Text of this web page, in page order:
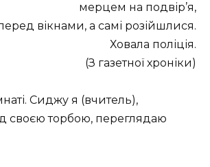
мерцем на подвір’я,
вікнами, а самі розійшлися.
Ховала поліція.
(З газетної хроніки)
Сиджу я (вчитель),
своєю торбою, переглядаю